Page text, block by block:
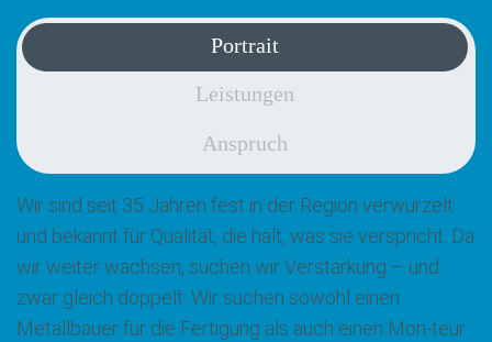
Portrait
Leistungen
Anspruch
Wir sind seit 35 Jahren fest in der Region verwurzelt
und bekannt für Qualität, die hält, was sie verspricht. Da
wir weiter wachsen, suchen wir Verstärkung – und
zwar gleich doppelt: Wir suchen sowohl einen
Metallbauer für die Fertigung als auch einen Mon-teur